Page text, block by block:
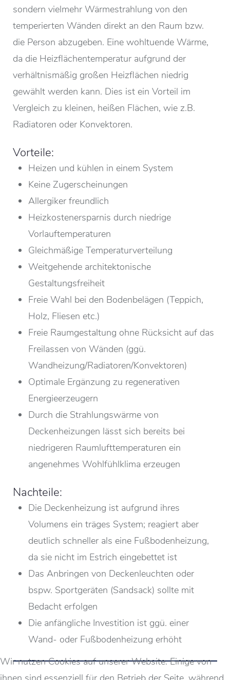
sondern vielmehr Wärmestrahlung von den
temperierten Wänden direkt an den Raum bzw.
die Person abzugeben. Eine wohltuende Wärme,
da die Heizflächentemperatur aufgrund der
verhältnismäßig großen Heizflächen niedrig
gewählt werden kann. Dies ist ein Vorteil im
Vergleich zu kleinen, heißen Flächen, wie z.B.
Radiatoren oder Konvektoren.
Vorteile:
Heizen und kühlen in einem System
Keine Zugerscheinungen
Allergiker freundlich
Heizkostenersparnis durch niedrige
Vorlauftemperaturen
Gleichmäßige Temperaturverteilung
Weitgehende architektonische
Gestaltungsfreiheit
Freie Wahl bei den Bodenbelägen (Teppich,
Holz, Fliesen etc.)
Freie Raumgestaltung ohne Rücksicht auf das
Freilassen von Wänden (ggü.
Wandheizung/Radiatoren/Konvektoren)
Optimale Ergänzung zu regenerativen
Energieerzeugern
Durch die Strahlungswärme von
Deckenheizungen lässt sich bereits bei
niedrigeren Raumlufttemperaturen ein
angenehmes Wohlfühlklima erzeugen
Nachteile:
Die Deckenheizung ist aufgrund ihres
Volumens ein träges System; reagiert aber
deutlich schneller als eine Fußbodenheizung,
da sie nicht im Estrich eingebettet ist
Das Anbringen von Deckenleuchten oder
bspw. Sportgeräten (Sandsack) sollte mit
Bedacht erfolgen
Die anfängliche Investition ist ggü. einer
Wand- oder Fußbodenheizung erhöht
Wir nutzen Cookies auf unserer Website. Einige von